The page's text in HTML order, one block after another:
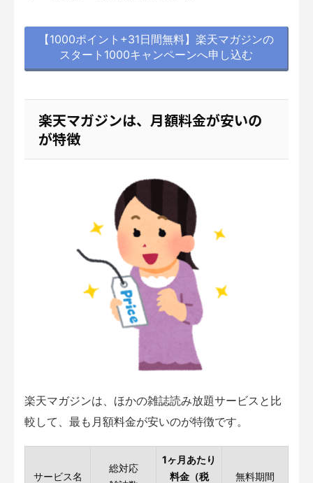
【1000ポイント+31日間無料】楽天マガジンの
スタート1000キャンペーンへ申し込む
楽天マガジンは、月額料金が安いの
が特徴
楽天マガジンは、ほかの雑誌読み放題サービスと比
較して、最も月額料金が安いのが特徴です。
サービス名
総対応
1ヶ月あたり
料金（税
無料期間